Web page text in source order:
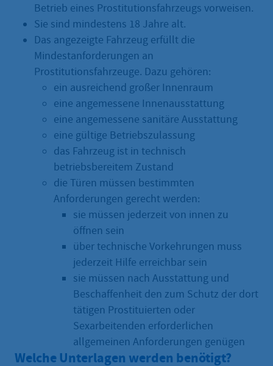
Betrieb eines Prostitutionsfahrzeugs vorweisen.
Sie sind mindestens 18 Jahre alt.
Das angezeigte Fahrzeug erfüllt die
Mindestanforderungen an
Prostitutionsfahrzeuge. Dazu gehören:
ein ausreichend großer Innenraum
eine angemessene Innenausstattung
eine angemessene sanitäre Ausstattung
eine gültige Betriebszulassung
das Fahrzeug ist in technisch
betriebsbereitem Zustand
die Türen müssen bestimmten
Anforderungen gerecht werden:
sie müssen jederzeit von innen zu
öffnen sein
über technische Vorkehrungen muss
jederzeit Hilfe erreichbar sein
sie müssen nach Ausstattung und
Beschaffenheit den zum Schutz der dort
tätigen Prostituierten oder
Sexarbeitenden erforderlichen
allgemeinen Anforderungen genügen
Welche Unterlagen werden benötigt?